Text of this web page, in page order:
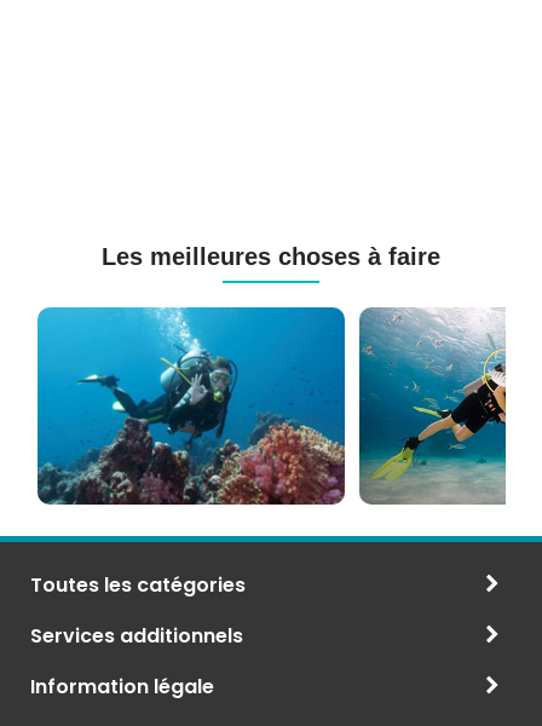
Les meilleures choses à faire
de
Sous-
marine
à
Maurice
Toutes les catégories
Services additionnels
Information légale